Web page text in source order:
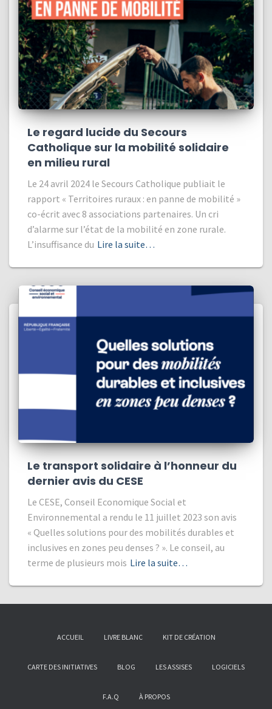
Le regard lucide du Secours
Catholique sur la mobilité solidaire
en milieu rural
Le 24 avril 2024 le Secours Catholique publiait le
rapport « Territoires ruraux : en panne de mobilité »
co-écrit avec 8 associations partenaires. Un cri
d’alarme sur l’état de la mobilité en zone rurale.
L’insuffisance du Lire la suite…
Le transport solidaire à l’honneur du
dernier avis du CESE
Le CESE, Conseil Economique Social et
Environnemental a rendu le 11 juillet 2023 son avis
« Quelles solutions pour des mobilités durables et
inclusives en zones peu denses ? ». Le conseil, au
terme de plusieurs mois Lire la suite…
ACCUEIL LIVRE BLANC KIT DE CRÉATION
CARTE DES INITIATIVES BLOG LES ASSISES LOGICIELS
F.A.Q À PROPOS